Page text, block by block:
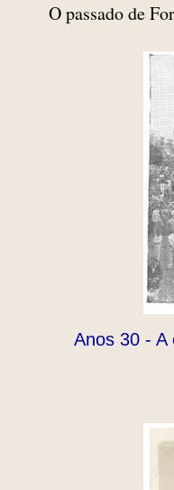
O passado de
Anos 30 - A